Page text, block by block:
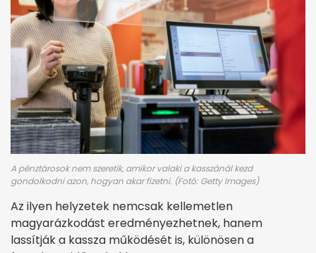
A pénztárosok nem szeretik, amikor valaki a kasszánál kezd
gondolkodni azon, hogyan akar fizetni. (Fotó: Getty Images)
Az ilyen helyzetek nemcsak kellemetlen
magyarázkodást eredményezhetnek, hanem
lassítják a kassza működését is, különösen a